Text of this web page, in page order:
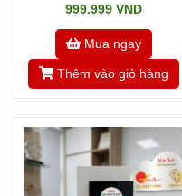
** Nhưng Này, chỉ cần
85-90% tất cả các loại
cấp, cúp kim loại độc
ứng được!
999.999 VND
Mua ngay
Thêm vào giỏ hàng